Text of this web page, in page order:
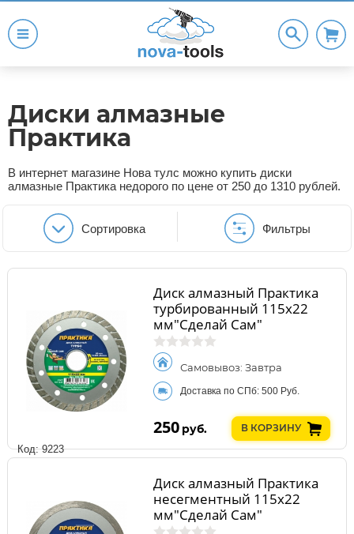
Диски алмазные
Практика
В интернет магазине Нова тулс можно купить диски
алмазные Практика недорого по цене от 250 до 1310 рублей.
Сортировка Фильтры
Код: 9223
Диск алмазный Практика
турбированный 115х22
мм"Сделай Сам"
Самовывоз: Завтра
Доставка по СПб: 500 Руб.
250 руб. В КОРЗИНУ
Диск алмазный Практика
несегментный 115х22
мм"Сделай Сам"